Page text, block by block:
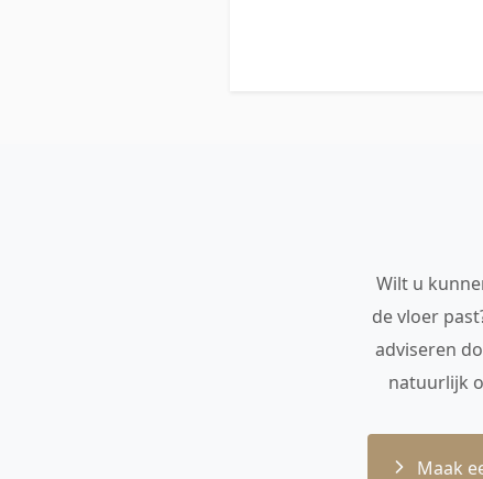
Wilt u
de vloer
adviseren
natuurlijk
Maak